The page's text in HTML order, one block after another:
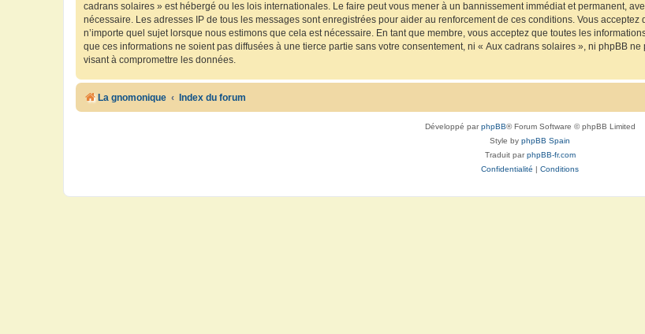
cadrans solaires » est hébergé ou les lois internationales. Le faire peut vous mener à un bannissement immédiat et permanent,
nécessaire. Les adresses IP de tous les messages sont enregistrées pour aider au renforcement de ces conditions. Vous
n’importe quel sujet lorsque nous estimons que cela est nécessaire. En tant que membre, vous acceptez que toutes les
que ces informations ne soient pas diffusées à une tierce partie sans votre consentement, ni « Aux cadrans solaires », ni phpBB
visant à compromettre les données.
La gnomonique Index du forum
Développé parphpBB® Forum Software © phpBB Limited
Style by phpBB Spain
Traduit parphpBB-fr.com
Confidentialité
Conditions